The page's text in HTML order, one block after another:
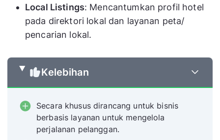
Local Listings: Mencantumkan profil hotel
pada direktori lokal dan layanan peta/
pencarian lokal.
Kelebihan
Secara khusus dirancang untuk bisnis
berbasis layanan untuk mengelola
perjalanan pelanggan.